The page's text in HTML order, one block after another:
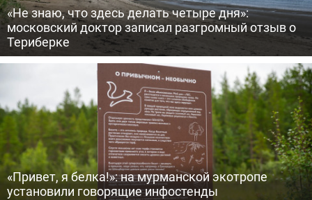
«Не знаю, что здесь делать четыре дня»:
московский доктор записал разгромный отзыв о
Териберке
«Привет, я белка!»: на мурманской экотропе
установили говорящие инфостенды